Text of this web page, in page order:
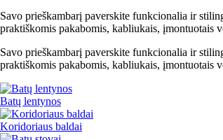
Savo prieškambarį paverskite funkcionalia ir
praktiškomis pakabomis, kabliukais, įmontuotais
Savo prieškambarį paverskite funkcionalia ir
praktiškomis pakabomis, kabliukais, įmontuotais
Batų lentynos
Koridoriaus baldai